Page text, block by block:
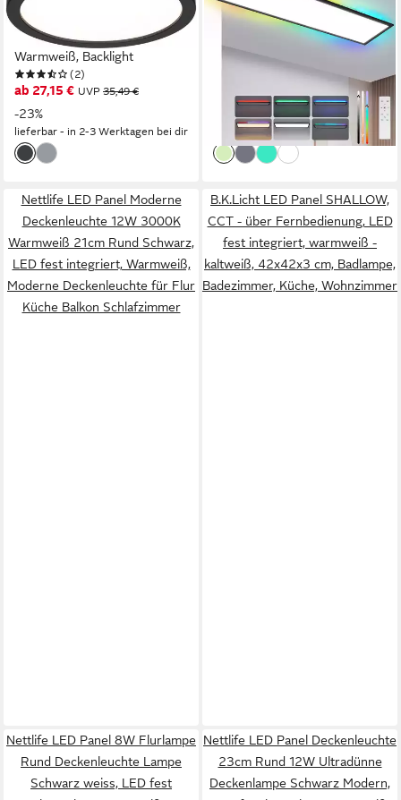
rund 190mm 11,2W 850lm
3000K, LED fest integriert,
Warmweiß, Backlight
(2)
ab 27,15 € UVP 35,49 €
-23%
lieferbar - in 2-3 Werktagen bei dir
Dimmbar RGB 100x25 24W
Backlight Tageslichtlampe
Büro, Dimmbar mit
Fernbedienung, LED fest
integriert, RGB Farbwechsel,
für Werkstatt Flur Küche
Wohnzimmer
-51%
lieferbar - in 6-7 Werktagen bei dir
Nettlife LED Panel Moderne
Deckenleuchte 12W 3000K
Warmweiß 21cm Rund Schwarz,
LED fest integriert, Warmweiß,
Moderne Deckenleuchte für Flur
Küche Balkon Schlafzimmer
B.K.Licht LED Panel SHALLOW,
CCT - über Fernbedienung, LED
fest integriert, warmweiß -
kaltweiß, 42x42x3 cm, Badlampe,
Badezimmer, Küche, Wohnzimmer
Nettlife LED Panel 8W Flurlampe
Rund Deckenleuchte Lampe
Schwarz weiss, LED fest
Nettlife LED Panel Deckenleuchte
23cm Rund 12W Ultradünne
Deckenlampe Schwarz Modern,